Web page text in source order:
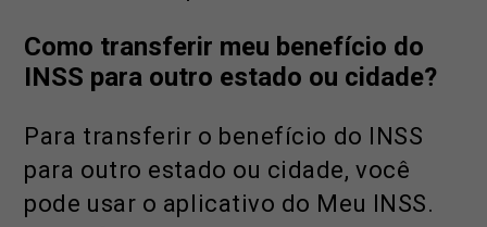
Como transferir meu benefício do
INSS para outro estado ou cidade?
Para transferir o benefício do INSS
para outro estado ou cidade, você
pode usar o aplicativo do Meu INSS.